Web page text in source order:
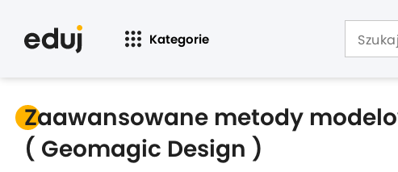
Kategorie
Zaawansowane metody
( Geomagic Design )